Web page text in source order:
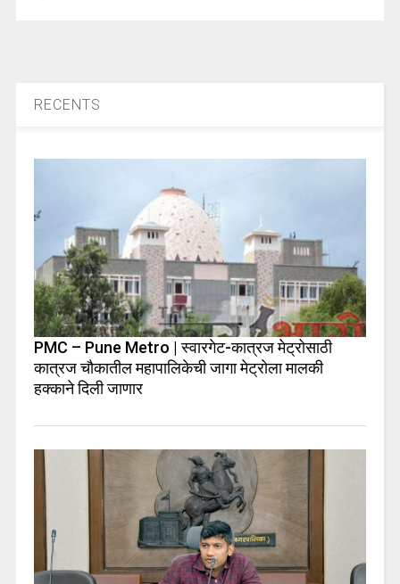
RECENTS
PMC – Pune Metro | स्वारगेट-कात्रज मेट्रोसाठी
कात्रज चौकातील महापालिकेची जागा मेट्रोला मालकी
हक्काने दिली जाणार